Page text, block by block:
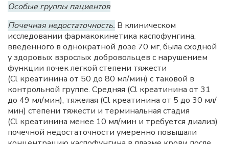
Особые группы пациентов
Почечная недостаточность. В клиническом
исследовании фармакокинетика каспофунгина,
введенного в однократной дозе 70 мг, была сходной
у здоровых взрослых добровольцев с нарушением
функции почек легкой степени тяжести
(Cl креатинина от 50 до 80 мл/мин) с таковой в
контрольной группе. Средняя (Cl креатинина от 31
до 49 мл/мин), тяжелая (Cl креатинина от 5 до 30 мл/
мин) степени тяжести и терминальная стадия
(Cl креатинина менее 10 мл/мин и требуется диализ)
почечной недостаточности умеренно повышали